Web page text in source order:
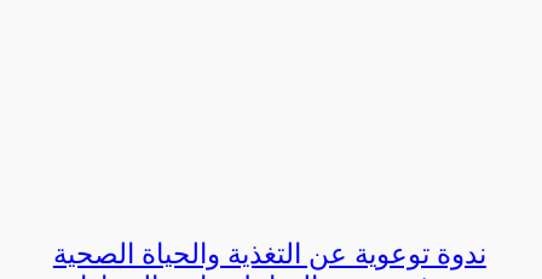
ندوة توعوية عن التغذية والحياة الصحية